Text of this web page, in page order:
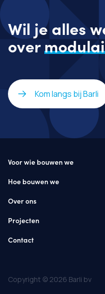
Wil je alles
over
Kom langs bij Barli
Voor wie bouwen we
Hoe bouwen we
Over ons
Projecten
Contact
Copyright © 2026 Barli bv